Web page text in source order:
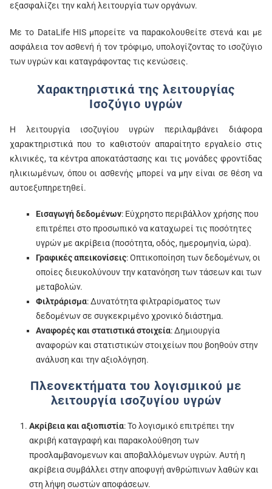
εξασφαλίζει την καλή λειτουργία των οργάνων.
Με το DataLife HIS μπορείτε να παρακολουθείτε στενά και με
ασφάλεια τον ασθενή ή τον τρόφιμο, υπολογίζοντας το ισοζύγιο
των υγρών και καταγράφοντας τις κενώσεις.
Χαρακτηριστικά της λειτουργίας
Ισοζύγιο υγρών
Η λειτουργία ισοζυγίου υγρών περιλαμβάνει διάφορα
χαρακτηριστικά που το καθιστούν απαραίτητο εργαλείο στις
κλινικές, τα κέντρα αποκατάστασης και τις μονάδες φροντίδας
ηλικιωμένων, όπου οι ασθενής μπορεί να μην είναι σε θέση να
αυτοεξυπηρετηθεί.
Εισαγωγή δεδομένων: Εύχρηστο περιβάλλον χρήσης που
επιτρέπει στο προσωπικό να καταχωρεί τις ποσότητες
υγρών με ακρίβεια (ποσότητα, οδός, ημερομηνία, ώρα).
Γραφικές απεικονίσεις: Οπτικοποίηση των δεδομένων, οι
οποίες διευκολύνουν την κατανόηση των τάσεων και των
μεταβολών.
Φιλτράρισμα: Δυνατότητα φιλτραρίσματος των
δεδομένων σε συγκεκριμένο χρονικό διάστημα.
Αναφορές και στατιστικά στοιχεία: Δημιουργία
αναφορών και στατιστικών στοιχείων που βοηθούν στην
ανάλυση και την αξιολόγηση.
Πλεονεκτήματα του λογισμικού με
λειτουργία ισοζυγίου υγρών
Ακρίβεια και αξιοπιστία: Το λογισμικό επιτρέπει την
ακριβή καταγραφή και παρακολούθηση των
προσλαμβανομενων και αποβαλλόμενων υγρών. Αυτή η
ακρίβεια συμβάλλει στην αποφυγή ανθρώπινων λαθών και
στη λήψη σωστών αποφάσεων.